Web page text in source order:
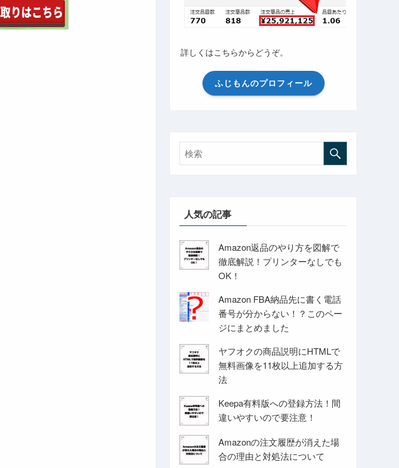
詳しくはこちらからどうぞ。
ふじもんのプロフィール
人気の記事
Amazon返品のやり方を図解で
徹底解説！プリンターなしでも
OK！
Amazon FBA納品先に書く電話
番号が分からない！？このペー
ジにまとめました
ヤフオクの商品説明にHTMLで
無料画像を11枚以上追加する方
法
Keepa有料版への登録方法！間
違いやすいので要注意！
Amazonの注文履歴が消えた場
合の理由と対処法について